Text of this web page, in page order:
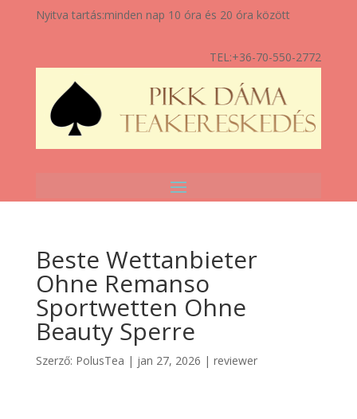
Nyitva tartás:minden nap 10 óra és 20 óra között
TEL:+36-70-550-2772
Beste Wettanbieter
Ohne Remanso
Sportwetten Ohne
Beauty Sperre
Szerző: PolusTea | jan 27, 2026 | reviewer